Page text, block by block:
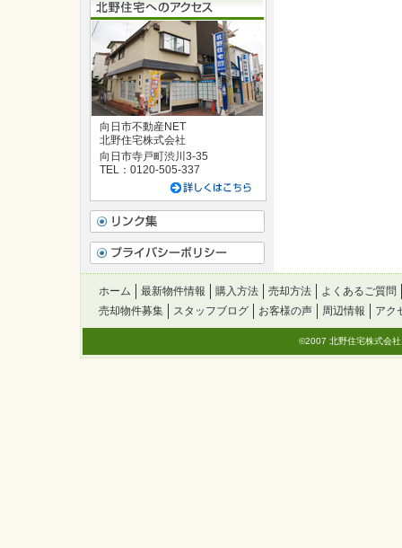
向日市不動産NET
北野住宅株式会社
向日市寺戸町渋川3-35
TEL：0120-505-337
ホーム 最新物件情報 購入方法 売却方法
よくあるご質問
売却物件募集
スタッフブログ お客様の声 周辺情報 アク
©2007 北野住宅株式会